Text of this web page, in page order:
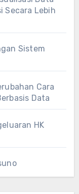
Secara Lebih
Sistem
Cara
Data
HK